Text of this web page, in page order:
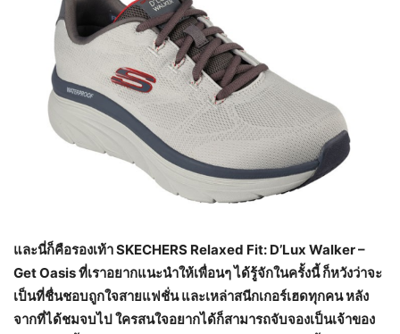
และนี่ก็คือรองเท้าSKECHERS Relaxed Fit: D’Lux Walker –
Get Oasis ที่เราอยากแนะนำให้เพื่อนๆ ได้รู้จักในครั้งนี้ ก็หวังว่าจะ
เป็นที่ชื่นชอบถูกใจสายแฟชั่น และเหล่าสนีกเกอร์เฮดทุกคน หลัง
จากที่ได้ชมจบไป ใครสนใจอยากได้ก็สามารถจับจองเป็นเจ้าของ